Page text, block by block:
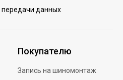
передачи данных
Покупателю
Запись на шиномонтаж